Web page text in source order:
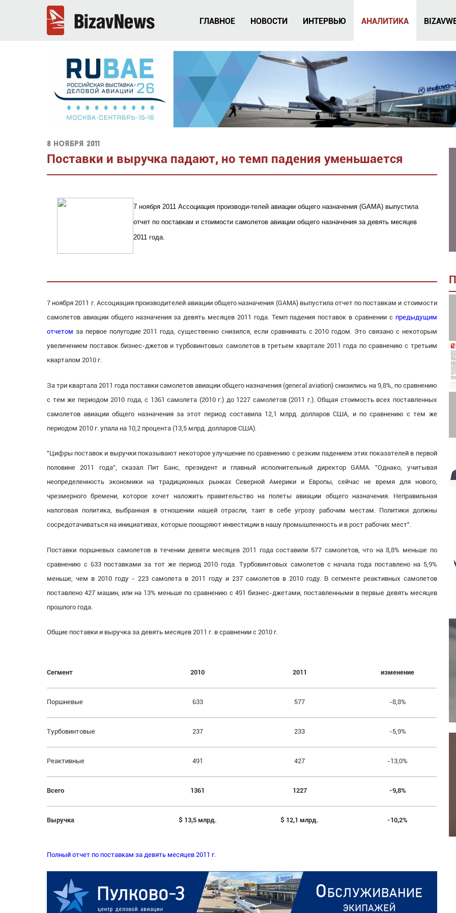
ГЛАВНОЕ НОВОСТИ ИНТЕРВЬЮ АНАЛИТИКА
8 ноября 2011
Поставки и выручка падают, но темп падения уменьшается
7 ноября 2011 Ассоциация производи-телей авиации общего назначения (GAMA) выпустила
отчет по поставкам и стоимости самолетов авиации общего назначения за девять месяцев
2011 года.
7 ноября 2011 г. Ассоциация производителей авиации общего назначения (GAMA) выпустила отчет по поставкам и стоимости
самолетов авиации общего назначения за девять месяцев 2011 года. Темп падения поставок в сравнении с предыдущим
отчетом за первое полугодие 2011 года, существенно снизился, если сравнивать с 2010 годом. Это связано с некоторым
увеличением поставок бизнес-джетов и турбовинтовых самолетов в третьем квартале 2011 года по сравнению с третьим
кварталом 2010 г.
За три квартала 2011 года поставки самолетов авиации общего назначения (general aviation) снизились на 9,8%, по сравнению
с тем же периодом 2010 года, с 1361 самолета (2010 г.) до 1227 самолетов (2011 г.). Общая стоимость всех поставленных
самолетов авиации общего назначения за этот период составила 12,1 млрд. долларов США, и по сравнению с тем же
периодом 2010 г. упала на 10,2 процента (13,5 млрд. долларов США).
"Цифры поставок и выручки показывают некоторое улучшение по сравнению с резким падением этих показателей в первой
половине 2011 года", сказал Пит Банс, президент и главный исполнительный директор GAMA. "Однако, учитывая
неопределенность экономики на традиционных рынках Северной Америки и Европы, сейчас не время для нового,
чрезмерного бремени, которое хочет наложить правительство на полеты авиации общего назначения. Неправильная
налоговая политика, выбранная в отношении нашей отрасли, таит в себе угрозу рабочим местам. Политики должны
сосредотачиваться на инициативах, которые поощряют инвестиции в нашу промышленность и в рост рабочих мест".
Поставки поршневых самолетов в течении девяти месяцев 2011 года составили 577 самолетов, что на 8,8% меньше по
сравнению с 633 поставками за тот же период 2010 года. Турбовинтовых самолетов с начала года поставлено на 5,9%
меньше, чем в 2010 году - 223 самолета в 2011 году и 237 самолетов в 2010 году. В сегменте реактивных самолетов
поставлено 427 машин, или на 13% меньше по сравнению с 491 бизнес-джетами, поставленными в первые девять месяцев
прошлого года.
Общие поставки и выручка за девять месяцев 2011 г. в сравнении с 2010 г.
Сегмент 2010 2011 изменение
Поршневые 633 577 -8,8%
Турбовинтовые 237 233 -5,9%
Реактивные 491 427 -13,0%
Всего 1361 1227 -9,8%
Выручка $ 13,5 млрд. $ 12,1 млрд. -10,2%
Полный отчет по поставкам за девять месяцев 2011 г.